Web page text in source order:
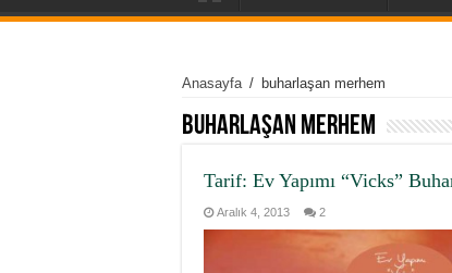
Anasayfa / buharlaşan merhem
buharlaşan merhem
Tarif: Ev Yapımı “Vicks”
Aralık 4, 2013 2